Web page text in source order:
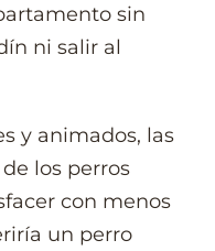
sin
ni salir al
y animados, las
los perros
con menos
un perro